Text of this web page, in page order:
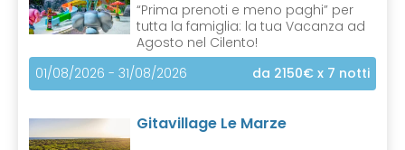
“Prima prenoti e meno paghi” per
tutta la famiglia: la tua Vacanza ad
Agosto nel Cilento!
01/08/2026 - 31/08/2026
da 2150€ x 7 notti
Gitavillage Le Marze